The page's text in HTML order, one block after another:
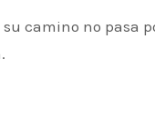
camino no pasa